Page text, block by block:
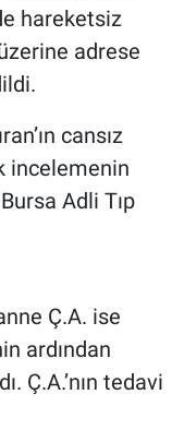
hareketsiz
adrese
cansız
incelemenin
Adli Tıp
Ç.A. ise
ardından
Ç.A.’nın tedavi